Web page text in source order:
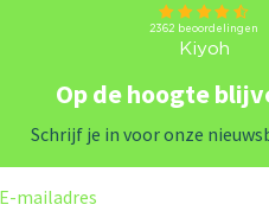
Op de hoogte
Schrijf je in voor onze